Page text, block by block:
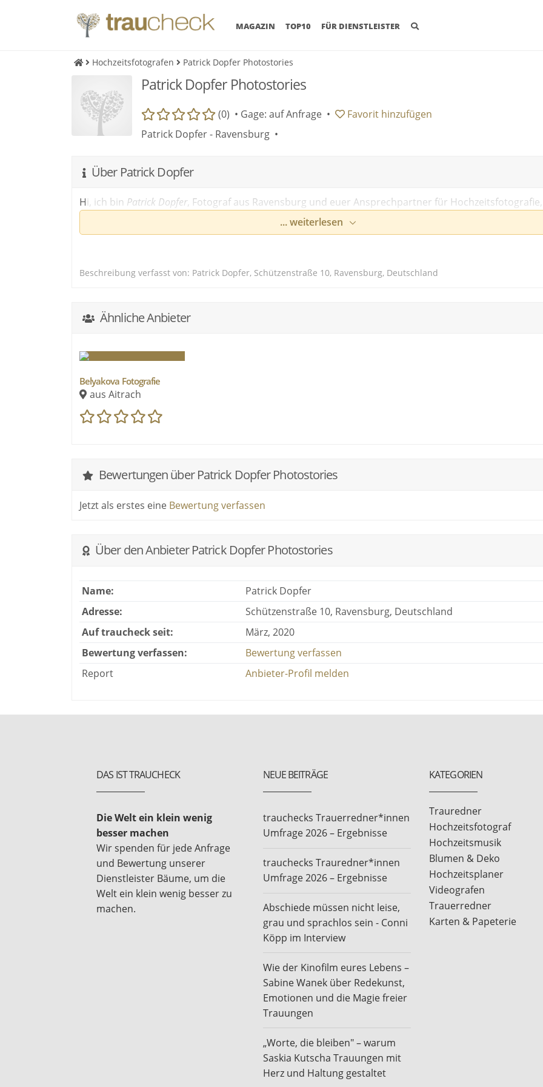
MAGAZIN (CURRENT)
TOP10 FÜR DIENSTLEISTER
Hochzeitsfotografen Patrick Dopfer Photostories
Patrick Dopfer Photostories
(0) • Gage: auf Anfrage • Favorit hinzufügen
Patrick Dopfer - Ravensburg •
Über Patrick Dopfer
Hi, ich bin Patrick Dopfer, Fotograf aus Ravensburg und euer Ansprechpartner für Hochzeitsfotografie,
Paarshootings, Portraits und Businessfotografie.... weiterlesen
Beschreibung verfasst von: Patrick Dopfer, Schützenstraße 10, Ravensburg, Deutschland
Ähnliche Anbieter
Belyakova Fotografie
aus Aitrach
Bewertungen über Patrick Dopfer Photostories
Jetzt als erstes eine Bewertung verfassen
Über den Anbieter Patrick Dopfer Photostories
Name:
Patrick Dopfer
Adresse:
Schützenstraße 10, Ravensburg, Deutschland
Auf traucheck seit:
März, 2020
Bewertung verfassen:
Bewertung verfassen
Report
Anbieter-Profil melden
DAS IST TRAUCHECK
Die Welt ein klein wenig
besser machen
Wir spenden für jede Anfrage
und Bewertung unserer
Dienstleister Bäume, um die
Welt ein klein wenig besser zu
machen.
NEUE BEITRÄGE
trauchecks Trauerredner*innen
Umfrage 2026 – Ergebnisse
trauchecks Trauredner*innen
Umfrage 2026 – Ergebnisse
Abschiede müssen nicht leise,
grau und sprachlos sein - Conni
Köpp im Interview
Wie der Kinofilm eures Lebens –
Sabine Wanek über Redekunst,
Emotionen und die Magie freier
Trauungen
„Worte, die bleiben" – warum
Saskia Kutscha Trauungen mit
Herz und Haltung gestaltet
KATEGORIEN
Trauredner
Hochzeitsfotograf
Hochzeitsmusik
Blumen & Deko
Hochzeitsplaner
Videografen
Trauerredner
Karten & Papeterie